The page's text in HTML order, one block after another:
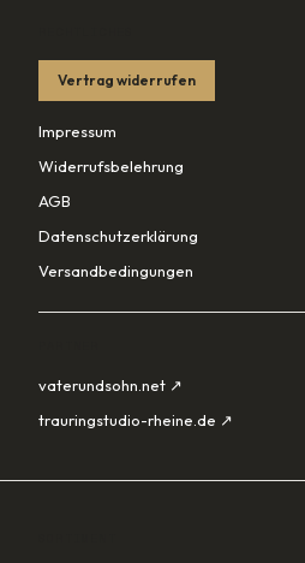
Vertrag widerrufen
Impressum
Widerrufsbelehrung
AGB
Datenschutzerklärung
Versandbedingungen
vaterundsohn.net ↗
trauringstudio-rheine.de ↗